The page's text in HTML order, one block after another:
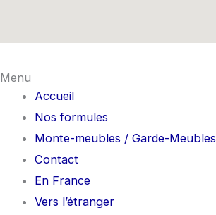
Menu
Accueil
Nos formules
Monte-meubles / Garde-Meubles
Contact
En France
Vers l’étranger